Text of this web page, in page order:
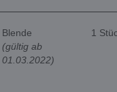
Blende
(gültig ab
01.03.2022)
1